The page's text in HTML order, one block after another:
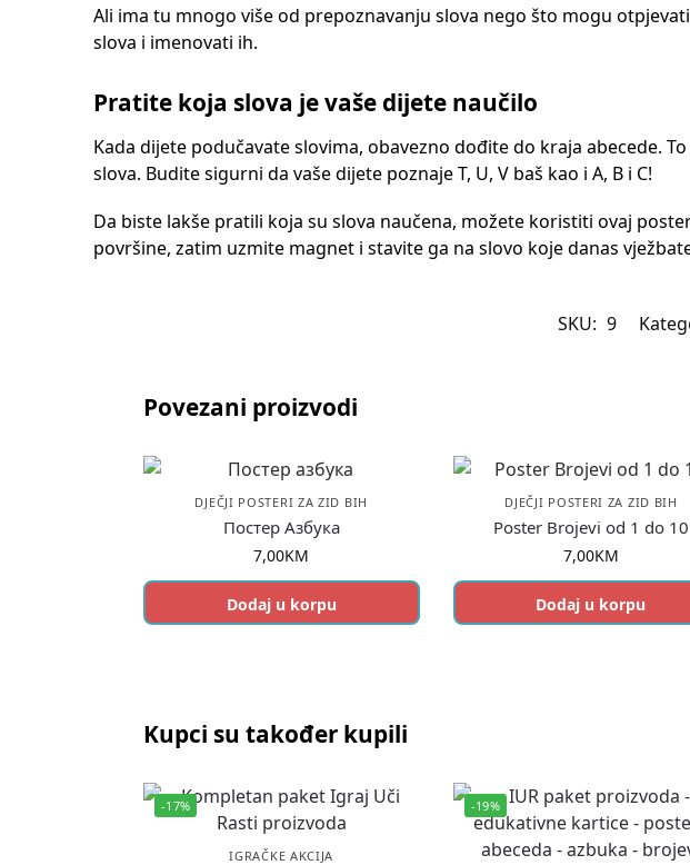
Ali ima tu mnogo više od prepoznavanju slova nego što mogu
slova i imenovati ih.
Pratite koja slova je vaše dijete naučilo
Kada dijete podučavate slovima, obavezno dođite do kraja abecede.
slova. Budite sigurni da vaše dijete poznaje T, U, V baš kao i A, B i C!
Da biste lakše pratili koja su slova naučena, možete koristiti ovaj
površine, zatim uzmite magnet i stavite ga na slovo koje danas
SKU: 9
Povezani proizvodi
DJEČJI POSTERI ZA ZID BIH
Постер Азбука
7,00KM
Dodaj u korpu
DJEČJI POSTERI ZA ZID BIH
Poster Brojevi od 1 do 10
7,00KM
Dodaj u korpu
Kupci su također kupili
-17%
IGRAČKE AKCIJA
-19%